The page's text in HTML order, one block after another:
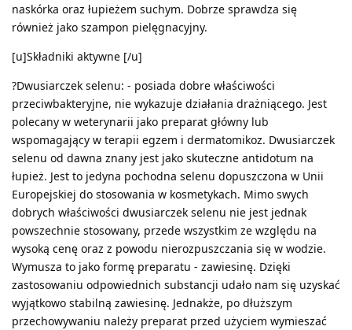
naskórka oraz łupieżem suchym. Dobrze sprawdza się
również jako szampon pielęgnacyjny.
[u]Składniki aktywne [/u]
?Dwusiarczek selenu: - posiada dobre właściwości
przeciwbakteryjne, nie wykazuje działania drażniącego. Jest
polecany w weterynarii jako preparat główny lub
wspomagający w terapii egzem i dermatomikoz. Dwusiarczek
selenu od dawna znany jest jako skuteczne antidotum na
łupież. Jest to jedyna pochodna selenu dopuszczona w Unii
Europejskiej do stosowania w kosmetykach. Mimo swych
dobrych właściwości dwusiarczek selenu nie jest jednak
powszechnie stosowany, przede wszystkim ze względu na
wysoką cenę oraz z powodu nierozpuszczania się w wodzie.
Wymusza to jako formę preparatu - zawiesinę. Dzięki
zastosowaniu odpowiednich substancji udało nam się uzyskać
wyjątkowo stabilną zawiesinę. Jednakże, po dłuższym
przechowywaniu należy preparat przed użyciem wymieszać